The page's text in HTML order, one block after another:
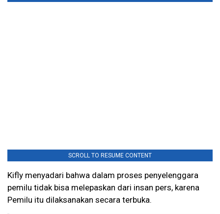
SCROLL TO RESUME CONTENT
Kifly menyadari bahwa dalam proses penyelenggara
pemilu tidak bisa melepaskan dari insan pers, karena
Pemilu itu dilaksanakan secara terbuka.